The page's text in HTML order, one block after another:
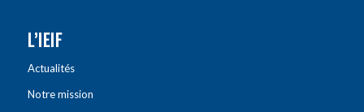
L’IEIF
Actualités
Notre mission